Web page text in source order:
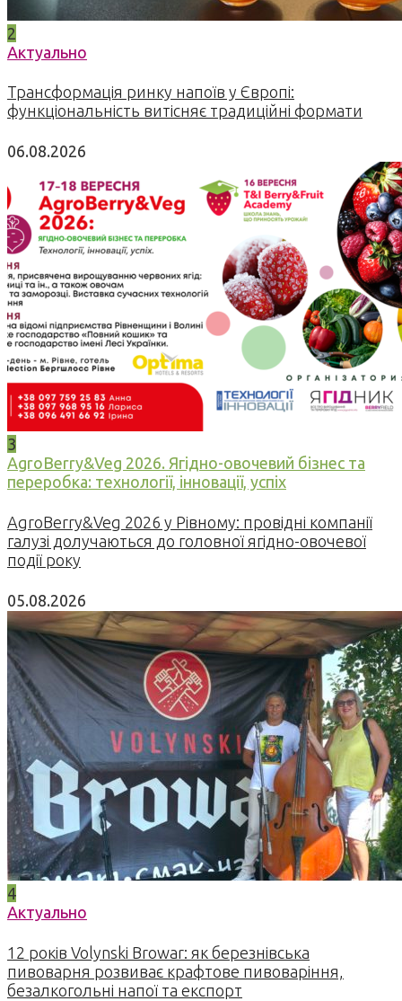
2
Актуально
Трансформація ринку напоїв у Європі:
функціональність витісняє традиційні формати
06.08.2026
3
AgroBerry&Veg 2026. Ягідно-овочевий бізнес та
переробка: технології, інновації, успіх
AgroBerry&Veg 2026 у Рівному: провідні компанії
галузі долучаються до головної ягідно-овочевої
події року
05.08.2026
4
Актуально
12 років Volynski Browar: як березнівська
пивоварня розвиває крафтове пивоваріння,
безалкогольні напої та експорт